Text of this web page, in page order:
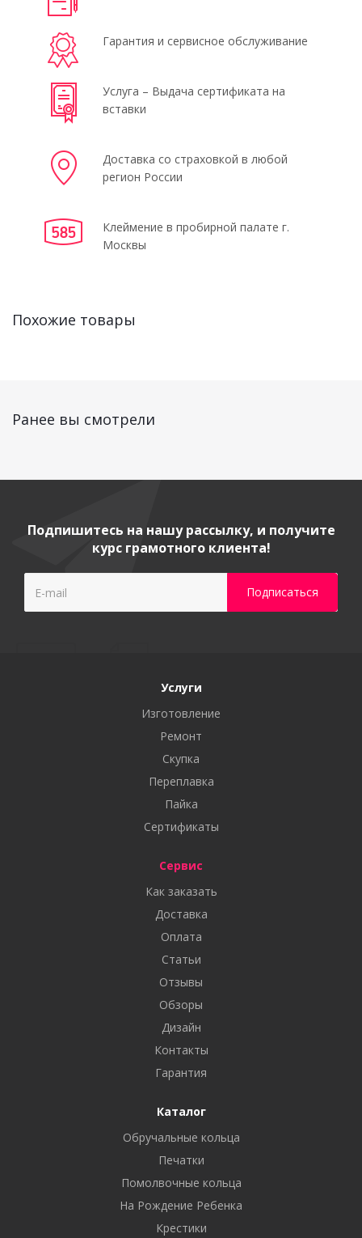
Гарантия и сервисное обслуживание
Услуга – Выдача сертификата на
вставки
Доставка со страховкой в любой
регион России
Клеймение в пробирной палате г.
Москвы
Похожие товары
Ранее вы смотрели
Подпишитесь на нашу рассылку, и получите
курс грамотного клиента!
Услуги
Изготовление
Ремонт
Скупка
Переплавка
Пайка
Сертификаты
Сервис
Как заказать
Доставка
Оплата
Статьи
Отзывы
Обзоры
Дизайн
Контакты
Гарантия
Каталог
Обручальные кольца
Печатки
Помолвочные кольца
На Рождение Ребенка
Крестики